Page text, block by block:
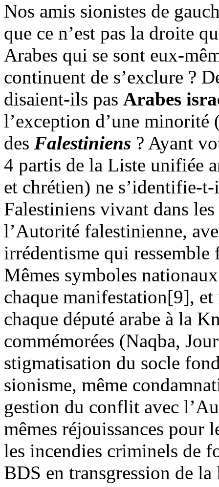
Nos amis sionistes de
que ce n’est pas la droite
Arabes qui se sont eux-
continuent de s’exclure ?
disaient-ils pas Arabes
l’exception d’une minorité
des Falestiniens ? Ayant
4 partis de la Liste unifiée
et chrétien) ne s’identifie-
Falestiniens vivant dans
l’Autorité falestinienne,
irrédentisme qui ressemble
Mêmes symboles
chaque manifestation[9], et
chaque député arabe à la
commémorées (Naqba,
stigmatisation du socle
sionisme, même
gestion du conflit avec
mêmes réjouissances pour
les incendies criminels de
BDS en transgression de